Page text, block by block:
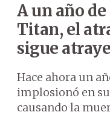
A un año
Titan, el
sigue
Hace ahora un
implosionó en
causando la